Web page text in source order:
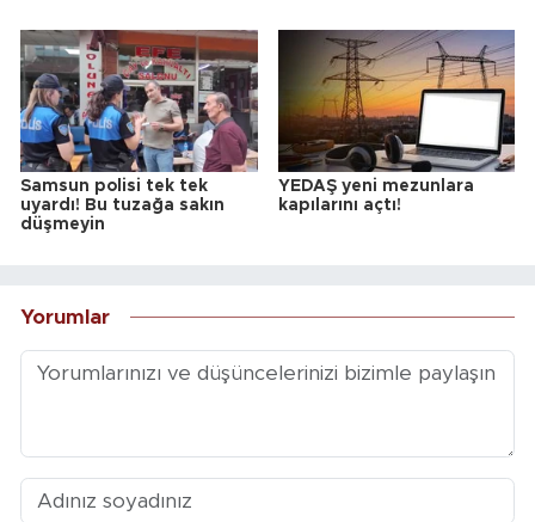
Samsun polisi tek tek
uyardı! Bu tuzağa sakın
düşmeyin
YEDAŞ yeni mezunlara
kapılarını açtı!
Yorumlar